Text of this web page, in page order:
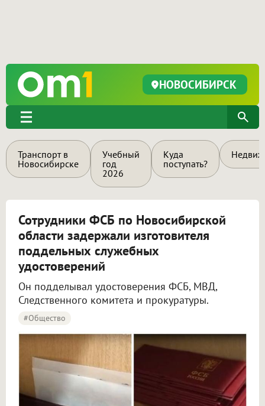
НОВОСИБИРСК
Транспорт в
Новосибирске
Учебный
год
2026
Куда
поступать?
Сотрудники ФСБ по Новосибирской
области задержали изготовителя
поддельных служебных
удостоверений
Он подделывал удостоверения ФСБ, МВД,
Следственного комитета и прокуратуры.
#Общество